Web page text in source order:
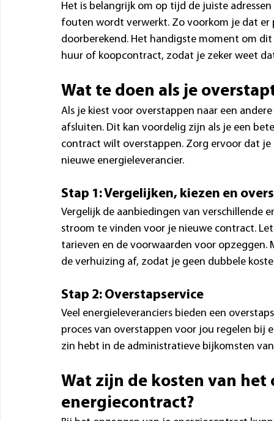
Het is belangrijk om op tijd de juiste
fouten wordt verwerkt. Zo voorkom je dat
doorberekend. Het handigste moment om
huur of koopcontract, zodat je zeker weet
Wat te doen als je
Als je kiest voor overstappen naar een
afsluiten. Dit kan voordelig zijn als je een
contract wilt overstappen. Zorg ervoor dat
nieuwe energieleverancier.
Stap 1: Vergelijken, kiezen en
Vergelijk de aanbiedingen van verschillende
stroom te vinden voor je nieuwe contract.
tarieven en de voorwaarden voor
de verhuizing af, zodat je geen dubbele
Stap 2: Overstapservice
Veel energieleveranciers bieden een
proces van overstappen voor jou regelen bij
zin hebt in de administratieve bijkomsten
Wat zijn de kosten van
energiecontract?